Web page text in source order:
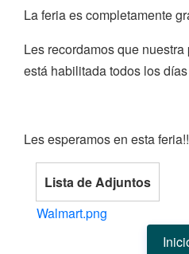
La feria es completamente
Les recordamos que
está habilitada todos los
Les esperamos en esta
Lista de Adjuntos
Walmart.png